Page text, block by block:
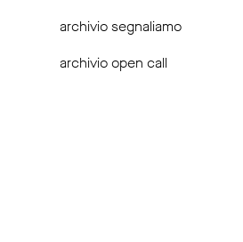
archivio segnaliamo
archivio open call